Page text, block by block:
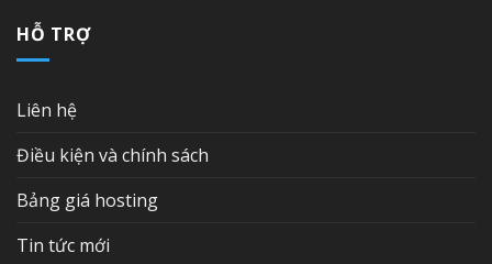
HỖ TRỢ
Liên hệ
Điều kiện và chính sách
Bảng giá hosting
Tin tức mới